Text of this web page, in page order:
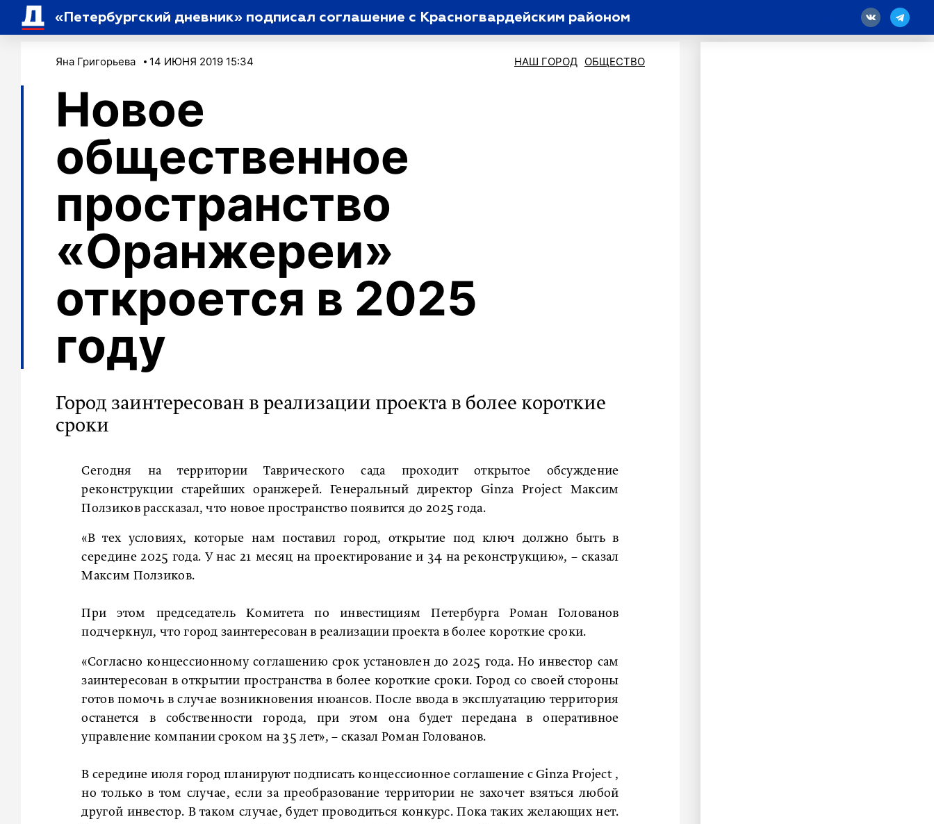
«Петербургский дневник» подписал соглашение с Красногвардейским районом
Яна Григорьева 14 ИЮНЯ 2019 15:34 НАШ ГОРОД ОБЩЕСТВО
Новое
общественное
пространство
«Оранжереи»
откроется в 2025
году
Город заинтересован в реализации проекта в более короткие
сроки
Сегодня на территории Таврического сада проходит открытое обсуждение
реконструкции старейших оранжерей. Генеральный директор Ginza Project Максим
Ползиков рассказал, что новое пространство появится до 2025 года.
«В тех условиях, которые нам поставил город, открытие под ключ должно быть в
середине 2025 года. У нас 21 месяц на проектирование и 34 на реконструкцию», – сказал
Максим Ползиков.
При этом председатель Комитета по инвестициям Петербурга Роман Голованов
подчеркнул, что город заинтересован в реализации проекта в более короткие сроки.
«Согласно концессионному соглашению срок установлен до 2025 года. Но инвестор сам
заинтересован в открытии пространства в более короткие сроки. Город со своей стороны
готов помочь в случае возникновения нюансов. После ввода в эксплуатацию территория
останется в собственности города, при этом она будет передана в оперативное
управление компании сроком на 35 лет», – сказал Роман Голованов.
В середине июля город планируют подписать концессионное соглашение с Ginza Project ,
но только в том случае, если за преобразование территории не захочет взяться любой
другой инвестор. В таком случае, будет проводиться конкурс. Пока таких желающих нет.